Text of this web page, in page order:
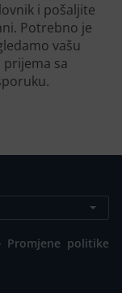
i pošaljite
Potrebno je
vašu
sa
Promjene politike